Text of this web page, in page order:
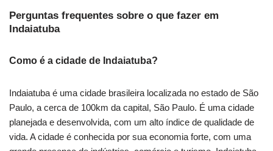
Perguntas frequentes sobre o que fazer em
Indaiatuba
Como é a cidade de Indaiatuba?
Indaiatuba é uma cidade brasileira localizada no estado de São
Paulo, a cerca de 100km da capital, São Paulo. É uma cidade
planejada e desenvolvida, com um alto índice de qualidade de
vida. A cidade é conhecida por sua economia forte, com uma